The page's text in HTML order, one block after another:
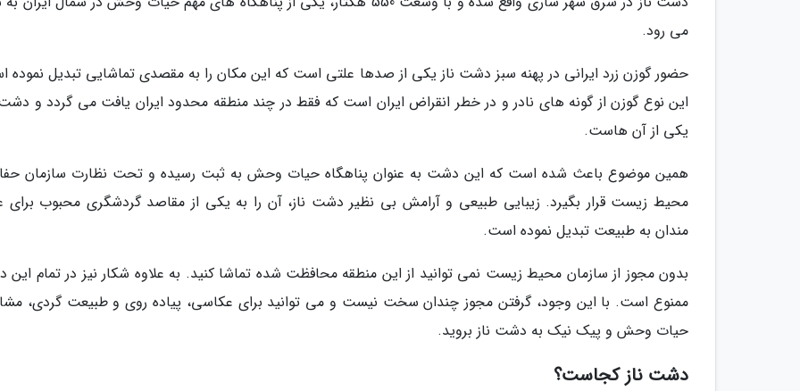
می رود.
حضور گوزن زرد ایرانی در پهنه سبز دشت ناز یکی از صدها علتی است که این مکان را به مقصدی تماشایی تبدیل نموده
این نوع گوزن از گونه های نادر و در خطر انقراض ایران است که فقط در چند منطقه محدود ایران یافت می گردد و دشت
یکی از آن هاست.
همین موضوع باعث شده است که این دشت به عنوان پناهگاه حیات وحش به ثبت رسیده و تحت نظارت سازمان
محیط زیست قرار بگیرد. زیبایی طبیعی و آرامش بی نظیر دشت ناز، آن را به یکی از مقاصد گردشگری محبوب برای
مندان به طبیعت تبدیل نموده است.
بدون مجوز از سازمان محیط زیست نمی توانید از این منطقه محافظت شده تماشا کنید. به علاوه شکار نیز در تمام
ممنوع است. با این وجود، گرفتن مجوز چندان سخت نیست و می توانید برای عکاسی، پیاده روی و طبیعت گردی،
حیات وحش و پیک نیک به دشت ناز بروید.
دشت ناز کجاست؟